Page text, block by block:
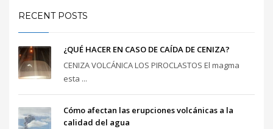
RECENT POSTS
¿QUÉ HACER EN CASO DE CAÍDA DE CENIZA?
CENIZA VOLCÁNICA LOS PIROCLASTOS El magma
esta ...
Cómo afectan las erupciones volcánicas a la
calidad del agua